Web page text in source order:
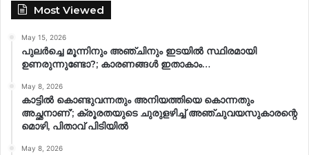
Most Viewed
May 15, 2026
പുലർച്ചെ മൂന്നിനും അഞ്ചിനും ഇടയിൽ സ്ഥിരമായി
ഉണരുന്നുണ്ടോ?; കാരണങ്ങള്‍ ഇതാകാം…
May 8, 2026
കാട്ടിൽ കൊണ്ടുവന്നതും അനിയത്തിയെ കൊന്നതും
അച്ഛനാണ്’; ക്രൂരതയുടെ ചുരുളഴിച്ച് അഞ്ചുവയസുകാരന്റെ
മൊഴി, പിതാവ് പിടിയിൽ
May 8, 2026